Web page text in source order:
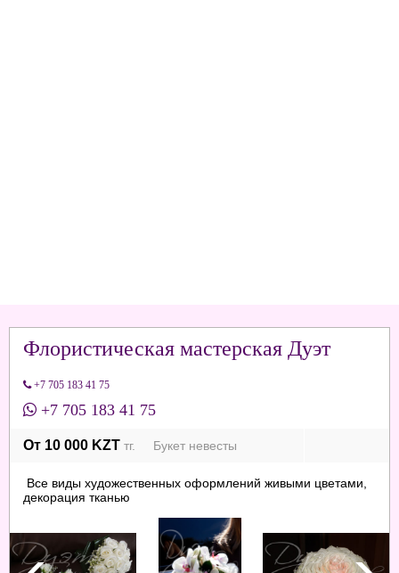
Флористическая мастерская Дуэт
+7 705 183 41 75
+7 705 183 41 75
От 10 000 KZT тг. Букет невесты
Все виды художественных оформлений живыми цветами,
декорация тканью